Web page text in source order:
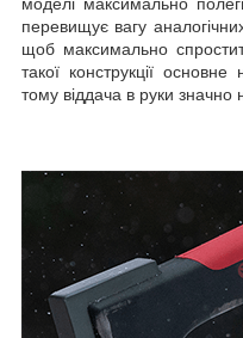
перевищує вагу
щоб максимально
такої конструкції
тому віддача в руки значно